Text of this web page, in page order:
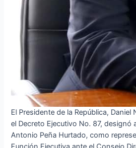
El Presidente de la República,
el Decreto Ejecutivo No. 87, designó
Antonio Peña Hurtado, como